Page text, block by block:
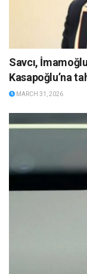
Savcı,
Kasapoğlu’na
MARCH 31, 2026